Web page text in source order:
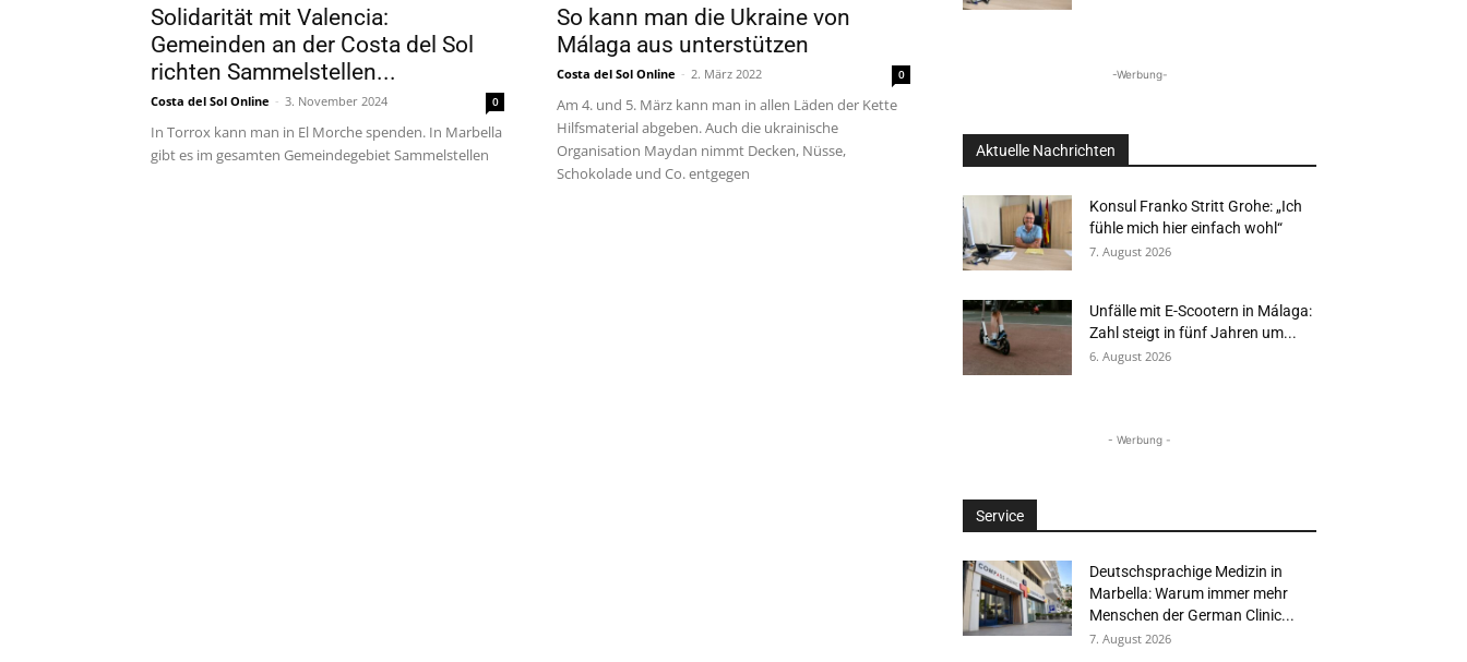
Solidarität mit Valencia:
Gemeinden an der Costa del Sol
richten Sammelstellen...
Costa del Sol Online - 3. November 2024 0
In Torrox kann man in El Morche spenden. In Marbella
gibt es im gesamten Gemeindegebiet Sammelstellen
So kann man die Ukraine von
Málaga aus unterstützen
Costa del Sol Online - 2. März 2022 0
Am 4. und 5. März kann man in allen Läden der Kette
Hilfsmaterial abgeben. Auch die ukrainische
Organisation Maydan nimmt Decken, Nüsse,
Schokolade und Co. entgegen
-Werbung-
Aktuelle Nachrichten
Konsul Franko Stritt Grohe: „Ich
fühle mich hier einfach wohl“
7. August 2026
Unfälle mit E-Scootern in Málaga:
Zahl steigt in fünf Jahren um...
6. August 2026
- Werbung -
Service
Deutschsprachige Medizin in
Marbella: Warum immer mehr
Menschen der German Clinic...
7. August 2026